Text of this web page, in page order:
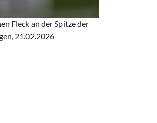
Fleck an der Spitze der
21.02.2026